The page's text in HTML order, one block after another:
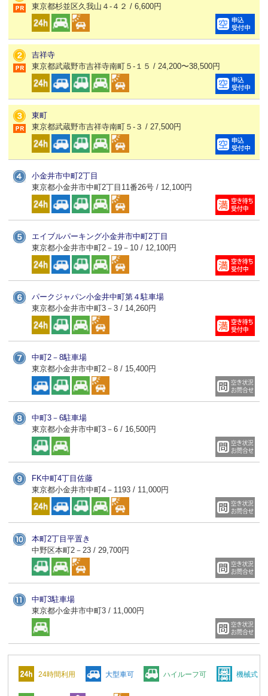
東京都杉並区久我山４-４２ / 6,600円
吉祥寺
東京都武蔵野市吉祥寺南町５-１５ / 24,200〜38,500円
東町
東京都武蔵野市吉祥寺南町５-３ / 27,500円
小金井市中町2丁目
東京都小金井市中町2丁目11番26号 / 12,100円
エイブルパーキング小金井市中町2丁目
東京都小金井市中町2－19－10 / 12,100円
パークジャパン小金井中町第４駐車場
東京都小金井市中町3－3 / 14,260円
中町2－8駐車場
東京都小金井市中町2－8 / 15,400円
中町3－6駐車場
東京都小金井市中町3－6 / 16,500円
FK中町4丁目佐藤
東京都小金井市中町4－1193 / 11,000円
本町2丁目平置き
中野区本町2－23 / 29,700円
中町3駐車場
東京都小金井市中町3 / 11,000円
24時間利用 大型車可 ハイルーフ可 機械式